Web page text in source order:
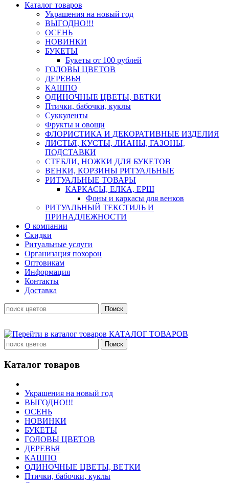
Каталог товаров
Украшения на новый год
ВЫГОДНО!!!
ОСЕНЬ
НОВИНКИ
БУКЕТЫ
Букеты от 100 рублей
ГОЛОВЫ ЦВЕТОВ
ДЕРЕВЬЯ
КАШПО
ОДИНОЧНЫЕ ЦВЕТЫ, ВЕТКИ
Птички, бабочки, куклы
Суккуленты
Фрукты и овощи
ФЛОРИСТИКА И ДЕКОРАТИВНЫЕ ИЗДЕЛИЯ
ЛИСТЬЯ, КУСТЫ, ЛИАНЫ, ГАЗОНЫ,
ПОДСТАВКИ
СТЕБЛИ, НОЖКИ ДЛЯ БУКЕТОВ
ВЕНКИ, КОРЗИНЫ РИТУАЛЬНЫЕ
РИТУАЛЬНЫЕ ТОВАРЫ
КАРКАСЫ, ЕЛКА, ЕРШ
Фоны и каркасы для венков
РИТУАЛЬНЫЙ ТЕКСТИЛЬ И
ПРИНАДЛЕЖНОСТИ
О компании
Скидки
Ритуальные услуги
Организация похорон
Оптовикам
Информация
Контакты
Доставка
КАТАЛОГ ТОВАРОВ
Каталог товаров
Украшения на новый год
ВЫГОДНО!!!
ОСЕНЬ
НОВИНКИ
БУКЕТЫ
ГОЛОВЫ ЦВЕТОВ
ДЕРЕВЬЯ
КАШПО
ОДИНОЧНЫЕ ЦВЕТЫ, ВЕТКИ
Птички, бабочки, куклы